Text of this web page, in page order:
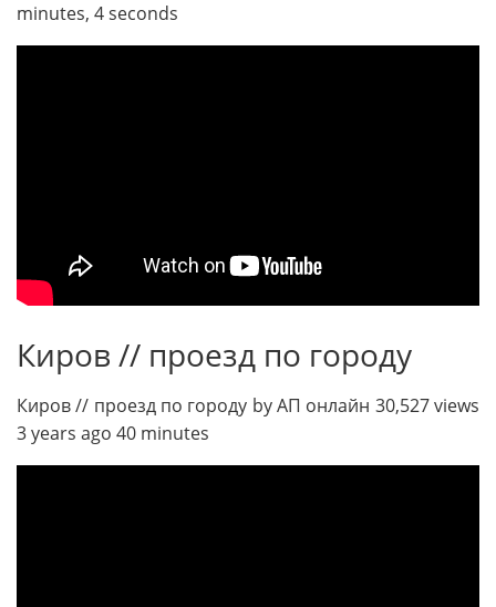
minutes, 4 seconds
Киров // проезд по городу
Киров // проезд по городу by АП онлайн 30,527 views
3 years ago 40 minutes